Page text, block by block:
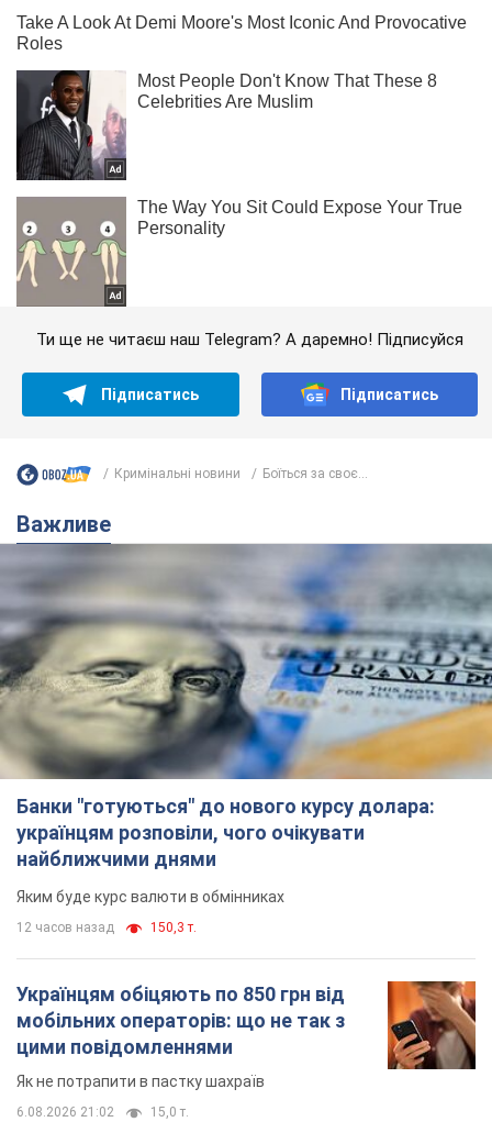
Ти ще не читаєш наш Telegram? А даремно! Підписуйся
Підписатись Підписатись
Кримінальні новини Боїться за своє...
Важливе
Банки "готуються" до нового курсу долара:
українцям розповіли, чого очікувати
найближчими днями
Яким буде курс валюти в обмінниках
12 часов назад 150,3 т.
Українцям обіцяють по 850 грн від
мобільних операторів: що не так з
цими повідомленнями
Як не потрапити в пастку шахраїв
6.08.2026 21:02 15,0 т.